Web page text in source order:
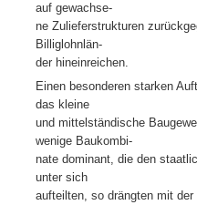
auf gewachse-
ne Zulieferstrukturen
Billiglohnlän-
der hineinreichen.
Einen besonderen starken
das kleine
und mittelständische
wenige Baukombi-
nate dominant, die den
unter sich
aufteilten, so drängten mit